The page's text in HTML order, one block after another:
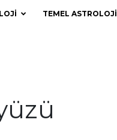
TEMEL ASTROLOJİ